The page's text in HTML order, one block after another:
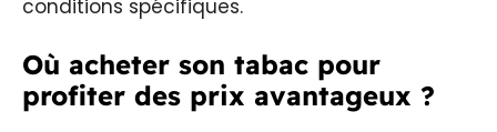
conditions spécifiques.
Où acheter son tabac pour
profiter des prix avantageux ?